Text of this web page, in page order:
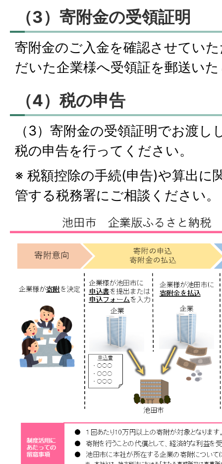
（3）寄附金の受領証明
寄附金のご入金を確認させてい
だいた企業様へ受領証を郵送い
（4）税の申告
（3）寄附金の受領証明でお渡
税の申告を行ってください。
※ 税額控除の手続(申告)や算出に
管する税務署にご相談ください。